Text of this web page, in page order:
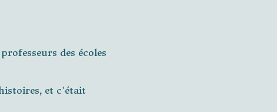
des écoles
et c'était